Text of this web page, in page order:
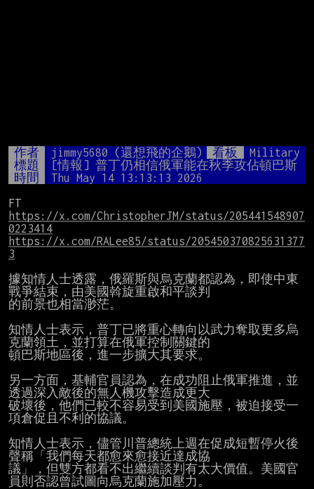
作者 jimmy5680 (還想飛的企鵝) 看板
Military
標題
[情報] 普丁仍相信俄軍能在秋季攻佔頓巴斯
時間
Thu May 14 13:13:13 2026
https://x.com/ChristopherJM/status/205441548907
0223414
https://x.com/RALee85/status/205450370825631377
3
據知情人士透露，俄羅斯與烏克蘭都認為，即使中東
戰爭結束，由美國斡旋重啟和平談判
的前景也相當渺茫。
知情人士表示，普丁已將重心轉向以武力奪取更多烏
克蘭領土，並打算在俄軍控制關鍵的
頓巴斯地區後，進一步擴大其要求。
另一方面，基輔官員認為，在成功阻止俄軍推進，並
透過深入敵後的無人機攻擊造成更大
破壞後，他們已較不容易受到美國施壓，被迫接受一
項倉促且不利的協議。
知情人士表示，儘管川普總統上週在促成短暫停火後
聲稱「我們每天都愈來愈接近達成協
議」，但雙方都看不出繼續談判有太大價值。美國官
員則否認曾試圖向烏克蘭施加壓力。